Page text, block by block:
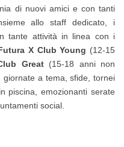
di nuovi amici e con tanti
allo staff dedicato, i
tante attività in linea con i
X Club Young (12-15
Great (15-18 anni non
a tema, sfide, tornei
piscina, emozionanti serate
social.